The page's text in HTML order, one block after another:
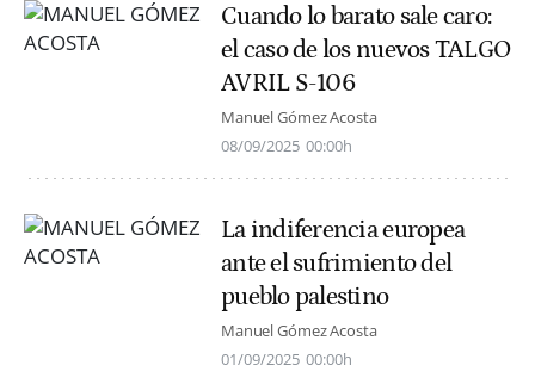
Cuando lo barato sale caro:
el caso de los nuevos TALGO
AVRIL S-106
Manuel Gómez Acosta
08/09/2025 00:00h
La indiferencia europea
ante el sufrimiento del
pueblo palestino
Manuel Gómez Acosta
01/09/2025 00:00h